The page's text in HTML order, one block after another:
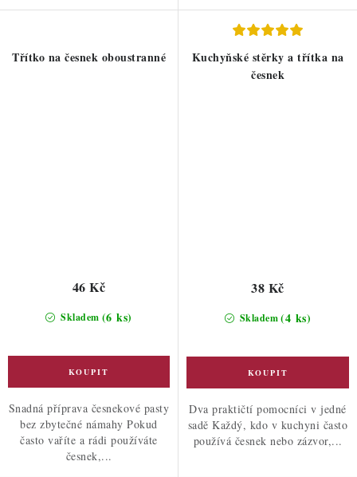
Třítko na česnek oboustranné
Skladem (6 ks)
46 Kč
Snadná příprava česnekové pasty
bez zbytečné námahy Pokud
často vaříte a rádi používáte
česnek,...
Kuchyňské stěrky a třítka na
česnek
Skladem(4 ks)
38 Kč
Dva praktičtí pomocníci v jedné
sadě Každý, kdo v kuchyni často
používá česnek nebo zázvor,...